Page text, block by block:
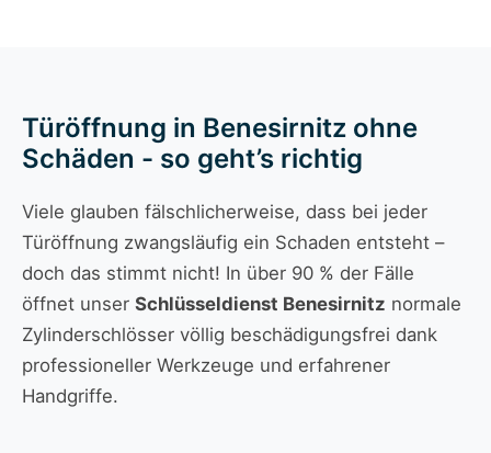
Türöffnung in Benesirnitz ohne
Schäden - so geht’s richtig
Viele glauben fälschlicherweise, dass bei jeder
Türöffnung zwangsläufig ein Schaden entsteht –
doch das stimmt nicht! In über 90 % der Fälle
öffnet unser Schlüsseldienst Benesirnitz normale
Zylinderschlösser völlig beschädigungsfrei dank
professioneller Werkzeuge und erfahrener
Handgriffe.